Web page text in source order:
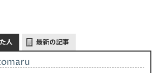
人 最新の記事